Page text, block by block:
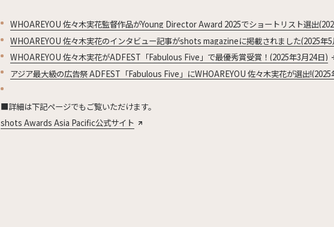
WHOAREYOU 佐々木実花監督作品がYoung Director Award 2025でショートリスト選出
WHOAREYOU 佐々木実花のインタビュー記事がshots magazineに掲載されました(2025年
WHOAREYOU 佐々木実花がADFEST「Fabulous Five」で最優秀賞受賞！(2025年3月24日)
アジア最大級の広告祭 ADFEST「Fabulous Five」にWHOAREYOU 佐々木実花が選出!(2025
■詳細は下記ページでもご覧いただけます。
shots Awards Asia Pacific公式サイト